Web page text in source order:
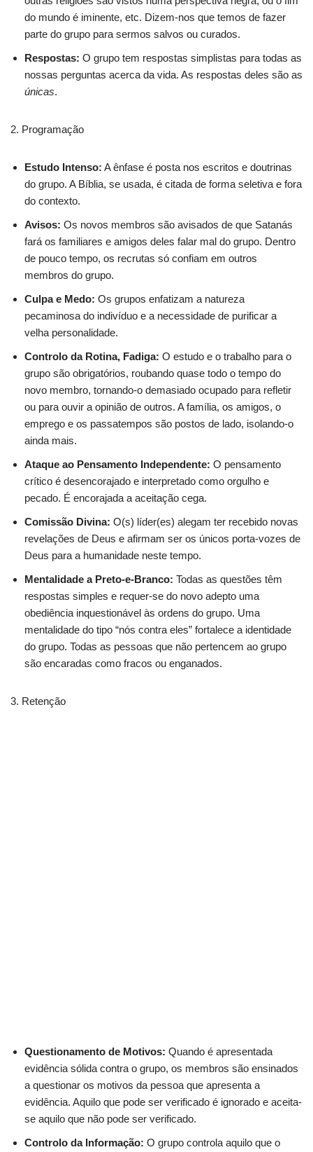
do mundo é iminente, etc. Dizem-nos que temos de fazer
parte do grupo para sermos salvos ou curados.
Respostas: O grupo tem respostas simplistas para todas as
nossas perguntas acerca da vida. As respostas deles são as
únicas.
2. Programação
Estudo Intenso: A ênfase é posta nos escritos e doutrinas
do grupo. A Bíblia, se usada, é citada de forma seletiva e fora
do contexto.
Avisos: Os novos membros são avisados de que Satanás
fará os familiares e amigos deles falar mal do grupo. Dentro
de pouco tempo, os recrutas só confiam em outros
membros do grupo.
Culpa e Medo: Os grupos enfatizam a natureza
pecaminosa do indivíduo e a necessidade de purificar a
velha personalidade.
Controlo da Rotina, Fadiga: O estudo e o trabalho para o
grupo são obrigatórios, roubando quase todo o tempo do
novo membro, tornando-o demasiado ocupado para refletir
ou para ouvir a opinião de outros. A família, os amigos, o
emprego e os passatempos são postos de lado, isolando-o
ainda mais.
Ataque ao Pensamento Independente: O pensamento
crítico é desencorajado e interpretado como orgulho e
pecado. É encorajada a aceitação cega.
Comissão Divina: O(s) líder(es) alegam ter recebido novas
revelações de Deus e afirmam ser os únicos porta-vozes de
Deus para a humanidade neste tempo.
Mentalidade a Preto-e-Branco: Todas as questões têm
respostas simples e requer-se do novo adepto uma
obediência inquestionável às ordens do grupo. Uma
mentalidade do tipo “nós contra eles” fortalece a identidade
do grupo. Todas as pessoas que não pertencem ao grupo
são encaradas como fracos ou enganados.
3. Retenção
Questionamento de Motivos: Quando é apresentada
evidência sólida contra o grupo, os membros são ensinados
a questionar os motivos da pessoa que apresenta a
evidência. Aquilo que pode ser verificado é ignorado e aceita-
se aquilo que não pode ser verificado.
Controlo da Informação: O grupo controla aquilo que o